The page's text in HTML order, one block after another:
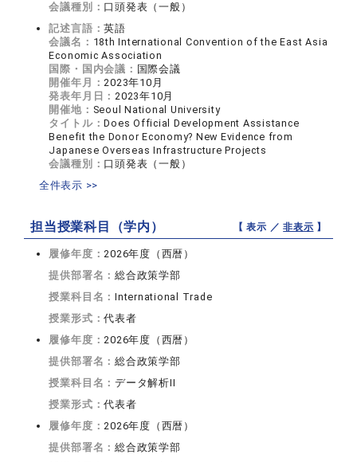
会議種別： 口頭発表（一般）
記述言語：英語
会議名： 18th International Convention of the East Asia
Economic Association
国際・国内会議： 国際会議
開催年月：2023年10月
発表年月日：2023年10月
開催地： Seoul National University
タイトル：Does Official Development Assistance
Benefit the Donor Economy? New Evidence from
Japanese Overseas Infrastructure Projects
会議種別： 口頭発表（一般）
全件表示 >>
担当授業科目（学内） 【 表示 ／非表示 】
履修年度：2026年度（西暦）
提供部署名：総合政策学部
授業科目名：International Trade
授業形式：代表者
履修年度：2026年度（西暦）
提供部署名：総合政策学部
授業科目名：データ解析II
授業形式：代表者
履修年度：2026年度（西暦）
提供部署名：総合政策学部